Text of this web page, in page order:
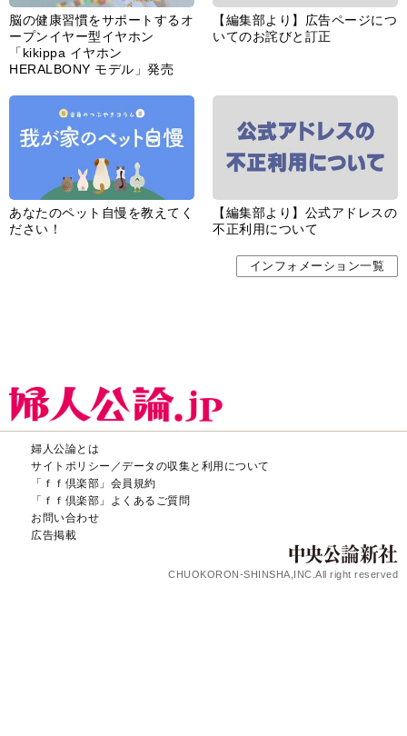
脳の健康習慣をサポートするオ
ープンイヤー型イヤホン
「kikippa イヤホン
HERALBONY モデル」発売
【編集部より】広告ページにつ
いてのお詫びと訂正
あなたのペット自慢を教えてく
ださい！
【編集部より】公式アドレスの
不正利用について
インフォメーション一覧
婦人公論とは
サイトポリシー／データの収集と利用について
「ｆｆ倶楽部」会員規約
「ｆｆ倶楽部」よくあるご質問
お問い合わせ
広告掲載
CHUOKORON-SHINSHA,INC.All right reserved